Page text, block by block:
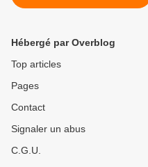
Hébergé par Overblog
Top articles
Pages
Contact
Signaler un abus
C.G.U.